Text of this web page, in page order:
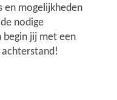
en mogelijkheden
nodige
jij met een